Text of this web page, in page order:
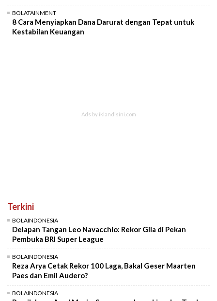
BOLATAINMENT
8 Cara Menyiapkan Dana Darurat dengan Tepat untuk
Kestabilan Keuangan
Terkini
BOLAINDONESIA
Delapan Tangan Leo Navacchio: Rekor Gila di Pekan
Pembuka BRI Super League
BOLAINDONESIA
Reza Arya Cetak Rekor 100 Laga, Bakal Geser Maarten
Paes dan Emil Audero?
BOLAINDONESIA